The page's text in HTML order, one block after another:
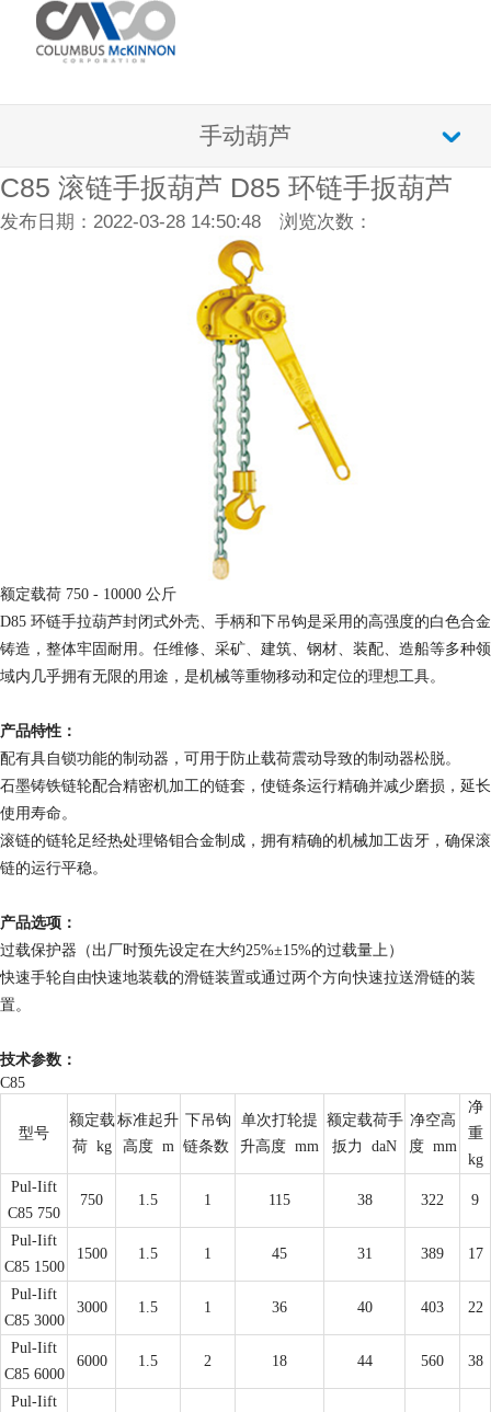
手动葫芦
C85 滚链手扳葫芦 D85 环链手扳葫芦
发布日期：2022-03-28 14:50:48 浏览次数：
额定载荷 750 - 10000 公斤
D85 环链手拉葫芦封闭式外壳、手柄和下吊钩是采用的高强度的白色合金
铸造，整体牢固耐用。任维修、采矿、建筑、钢材、装配、造船等多种领
域内几乎拥有无限的用途，是机械等重物移动和定位的理想工具。
产品特性：
配有具自锁功能的制动器，可用于防止载荷震动导致的制动器松脱。
石墨铸铁链轮配合精密机加工的链套，使链条运行精确并减少磨损，延长
使用寿命。
滚链的链轮足经热处理铬钼合金制成，拥有精确的机械加工齿牙，确保滚
链的运行平稳。
产品选项：
过载保护器（出厂时预先设定在大约25%±15%的过载量上）
快速手轮自由快速地装载的滑链装置或通过两个方向快速拉送滑链的装
置。
技术参数：
C85
型号
额定载
荷 kg
标准起升
高度 m
下吊钩
链条数
单次打轮提
升高度 mm
额定载荷手
扳力
daN
净空高
度 mm
净
重
kg
Pul-Iift
C85 750
750 1.5 1 115 38 322 9
Pul-Iift
C85 1500
1500 1.5 1 45 31 389 17
Pul-Iift
C85 3000
3000 1.5 1 36 40 403 22
Pul-Iift
C85 6000
6000 1.5 2 18 44 560 38
Pul-Iift